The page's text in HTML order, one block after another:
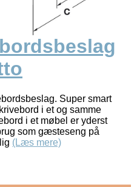
Super smart
i et og samme
i et møbel er yderst
som gæsteseng på
(Læs mere)